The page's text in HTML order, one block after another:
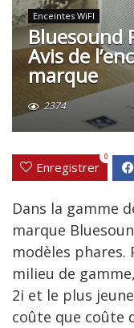
Enceintes WiFI
Bluesound
Avis de
marque
2374
Enregistrer
0
Dans la gamme
marque
modèles
milieu de
2i et le plus
coûte que coûte